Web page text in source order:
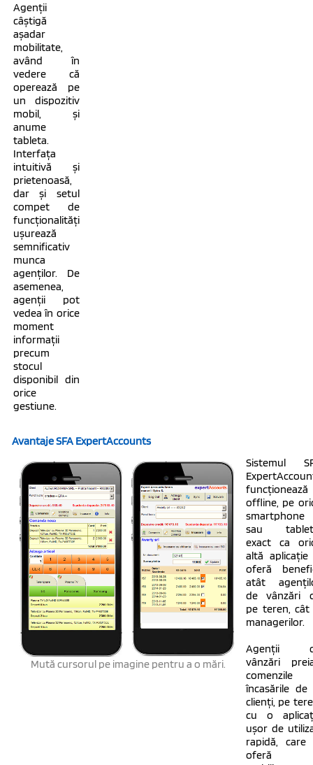
Agenții
câștigă
așadar
mobilitate,
având în
vedere că
operează pe
un dispozitiv
mobil, și
anume
tableta.
Interfața
intuitivă și
prietenoasă,
dar și setul
compet de
funcționalități
ușurează
semnificativ
munca
agenților. De
asemenea,
agenții pot
vedea în orice
moment
informații
precum
stocul
disponibil din
orice
gestiune.
Avantaje SFA ExpertAccounts
Mută cursorul pe imagine pentru a o mări.
Sistemul
funcționează
offline, pe
smartphone
sau
exact ca
altă aplicație
oferă
atât
de vânzări
pe teren, cât
managerilor.
Agenții
vânzări
comenzile
încasările de
clienți, pe
cu o
ușor de
rapidă, care
oferă